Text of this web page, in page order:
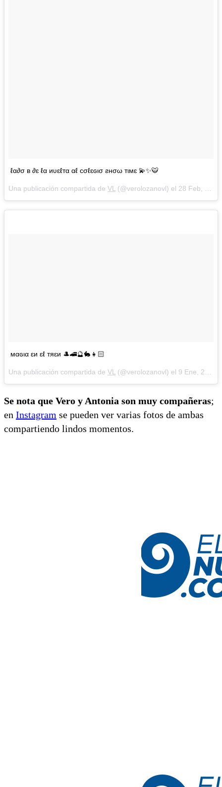
ℓα∂σ в ∂ɛ ℓα иʋɛℓтα αℓ cσℓɛɢισ ƨнσω тιмɛ 💫✨🐯
Una publicación compartida de VL (@verolozanovl) el 28 Feb, 2018 a las 4:06 PST
мαɢια ɛи ɛℓ тяɛи 🎩🚄🔮🐇👧🏻
Una publicación compartida de VL (@verolozanovl) el 9 Ene, 2018 a las 7:40 PST
Se nota que Vero y Antonia son muy compañeras;
en Instagram se pueden ver varias fotos de ambas
compartiendo lindos momentos.